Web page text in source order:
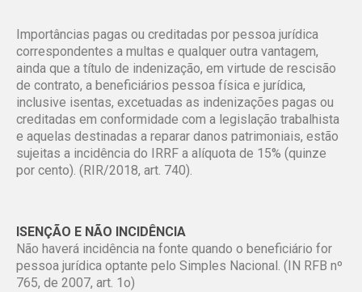
Importâncias pagas ou creditadas por pessoa jurídica
correspondentes a multas e qualquer outra vantagem,
ainda que a título de indenização, em virtude de rescisão
de contrato, a beneficiários pessoa física e jurídica,
inclusive isentas, excetuadas as indenizações pagas ou
creditadas em conformidade com a legislação trabalhista
e aquelas destinadas a reparar danos patrimoniais, estão
sujeitas a incidência do IRRF a alíquota de 15% (quinze
por cento). (RIR/2018, art. 740).
ISENÇÃO E NÃO INCIDÊNCIA
Não haverá incidência na fonte quando o beneficiário for
pessoa jurídica optante pelo Simples Nacional. (IN RFB nº
765, de 2007, art. 1o)